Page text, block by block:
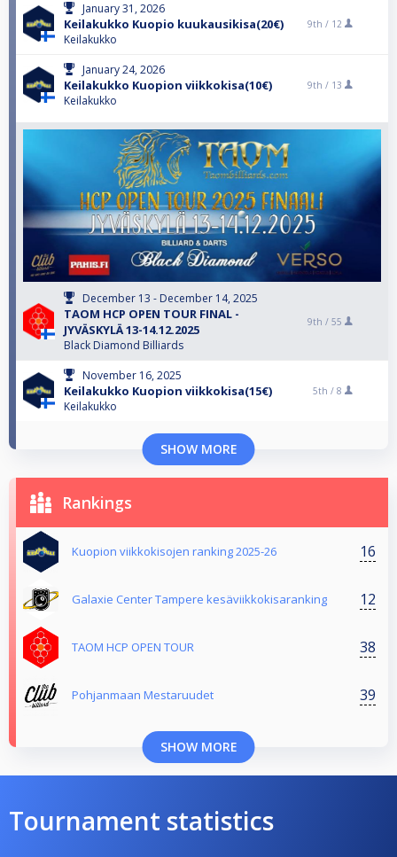
January 31, 2026
Keilakukko Kuopio kuukausikisa(20€)
Keilakukko
9th / 12
January 24, 2026
Keilakukko Kuopion viikkokisa(10€)
Keilakukko
9th / 13
December 13 - December 14, 2025
TAOM HCP OPEN TOUR FINAL -
JYVÄSKYLÄ 13-14.12.2025
Black Diamond Billiards
9th / 55
November 16, 2025
Keilakukko Kuopion viikkokisa(15€)
Keilakukko
5th / 8
SHOW MORE
Rankings
Kuopion viikkokisojen ranking 2025-26 16
Galaxie Center Tampere kesäviikkokisaranking 12
TAOM HCP OPEN TOUR 38
Pohjanmaan Mestaruudet 39
SHOW MORE
Tournament statistics